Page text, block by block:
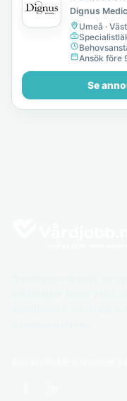
Dignus
Umeå ·
Ansök före
Se